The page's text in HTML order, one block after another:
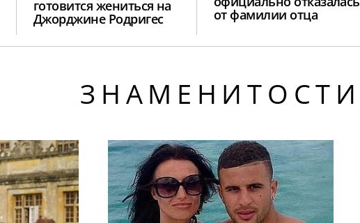
готовится жениться на
Джорджине Родригес от фамилии отца
ЗНАМЕНИТОСТИ